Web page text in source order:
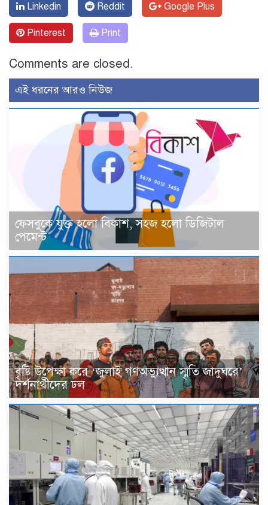
Linkedin Reddit Google Plus
Pinterest Print
Comments are closed.
এই ধরনের আরও নিউজ
ফেসবুকে যুক্ত হলো বিকাশ, সহজ হলো ডিজিটাল
পেমেন্ট
বৃষ্টি উপেক্ষা করে ‘জুলাই গণঅভ্যুত্থান স্মৃতি জাদুঘরে’
দর্শনার্থীদের ঢল